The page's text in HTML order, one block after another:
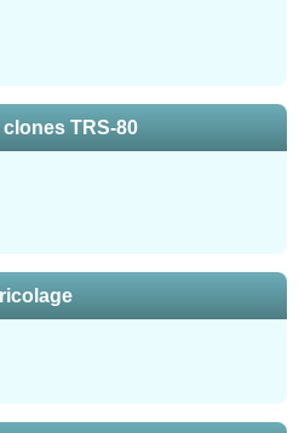
clones TRS-80